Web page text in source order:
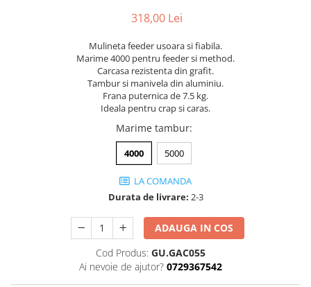
318,00 Lei
Mulineta feeder usoara si fiabila.
Marime 4000 pentru feeder si method.
Carcasa rezistenta din grafit.
Tambur si manivela din aluminiu.
Frana puternica de 7.5 kg.
Ideala pentru crap si caras.
Marime tambur:
4000 5000
LA COMANDA
Durata de livrare: 2-3
ADAUGA IN COS
Cod Produs: GU.GAC055
Ai nevoie de ajutor? 0729367542